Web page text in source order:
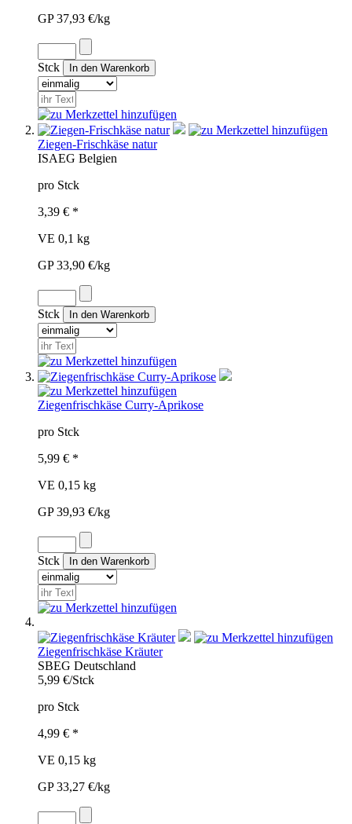
GP 37,93 €/kg
Stck
Ziegen-Frischkäse natur
ISAEG Belgien
pro Stck
3,39 € *
VE 0,1 kg
GP 33,90 €/kg
Stck
Ziegenfrischkäse Curry-Aprikose
pro Stck
5,99 € *
VE 0,15 kg
GP 39,93 €/kg
Stck
Ziegenfrischkäse Kräuter
SBEG Deutschland
5,99 €/Stck
pro Stck
4,99 € *
VE 0,15 kg
GP 33,27 €/kg